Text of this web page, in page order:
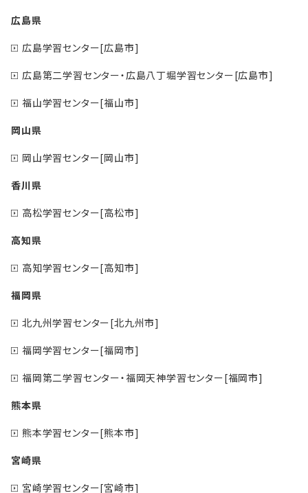
広島県
広島学習センター[広島市]
広島第二学習センター・広島八丁堀学習センター[広島市]
福山学習センター[福山市]
岡山県
岡山学習センター[岡山市]
香川県
高松学習センター[高松市]
高知県
高知学習センター[高知市]
福岡県
北九州学習センター[北九州市]
福岡学習センター[福岡市]
福岡第二学習センター・福岡天神学習センター[福岡市]
熊本県
熊本学習センター[熊本市]
宮崎県
宮崎学習センター[宮崎市]